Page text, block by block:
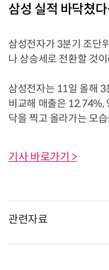
삼성 실적 바닥쳤
삼성전자가 3분기 조단
나 상승세로 전환할 것
삼성전자는 11일 올해
비교해 매출은 12.74%,
닥을 찍고 올라가는 모
기사 바로가기 >
관련자료